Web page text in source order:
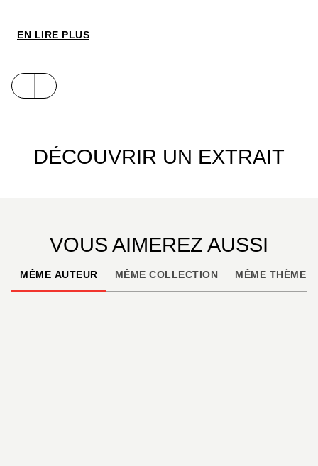
EN LIRE PLUS
DÉCOUVRIR UN EXTRAIT
VOUS AIMEREZ AUSSI
MÊME AUTEUR MÊME COLLECTION MÊME THÈME